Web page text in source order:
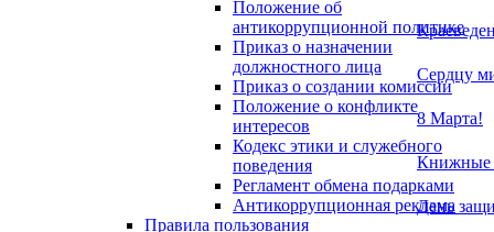
Положение об
антикоррупционной политике
Приказ о назначении
должностного лица
Приказ о создании комиссии
Положение о конфликте
интересов
Кодекс этики и служебного
поведения
Регламент обмена подарками
Антикоррупционная реклама
Правила пользования
Сердцу
8 Марта!
Книжные
День